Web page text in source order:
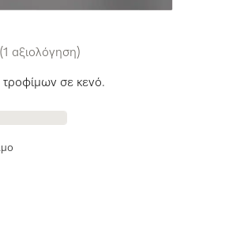
5
(1 αξιολόγηση)
τροφίμων σε κενό.